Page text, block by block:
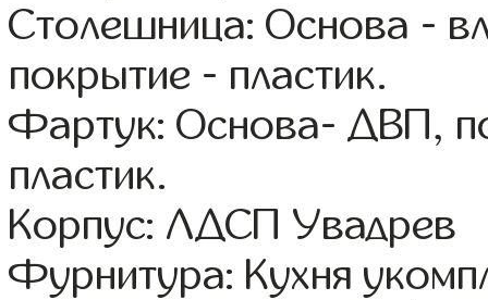
Столешница: Основа -
покрытие - пластик.
Фартук: Основа- ДВП,
пластик.
Корпус: ЛДСП Увадрев
Фурнитура: Кухня